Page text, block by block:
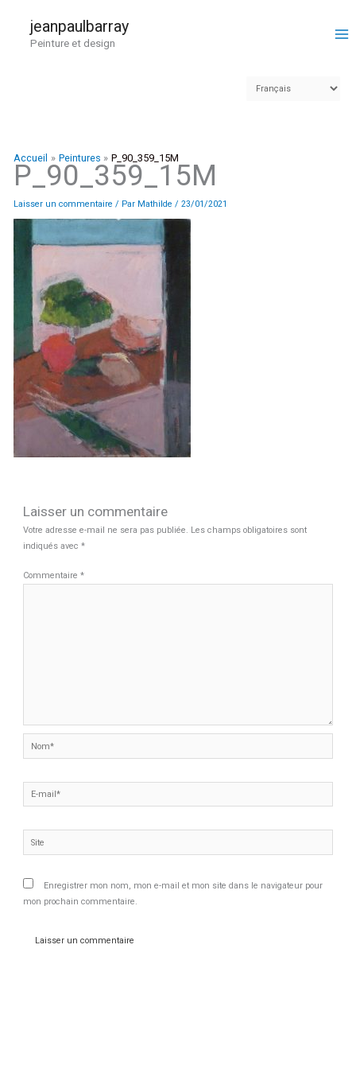
contenu
jeanpaulbarray
Peinture et design
Accueil Peintures P_90_359_15M
P_90_359_15M
Laisser un commentaire / Par Mathilde / 23/01/2021
Laisser un commentaire
Votre adresse e-mail ne sera pas publiée. Les champs obligatoires sont
indiqués avec*
Commentaire*
mail*
Enregistrer mon nom, mon e-mail et mon site dans le navigateur pour
mon prochain commentaire.